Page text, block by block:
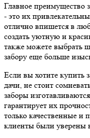
Главное преимущество
- это их
отлично впишется в
создать уютную и
также можете выбрать
забору еще больше
Если вы хотите купить
дачи, не стоит
заборы
гарантирует их
только качественные
клиенты были уверены